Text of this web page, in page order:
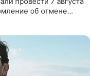
об отмене